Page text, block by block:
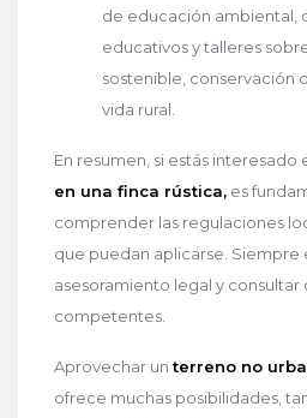
de educación ambiental,
educativos y talleres
sostenible, conservación
vida rural.
En resumen, si estás interesado
en una finca rústica, es
comprender las regulaciones
que puedan aplicarse. Siempre
asesoramiento legal y consultar
competentes.
Aprovechar unterreno no
ofrece muchas posibilidades,